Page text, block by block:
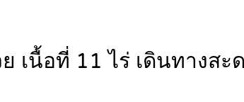
นื้อที่ 11 ไร่ เดินทางสะ